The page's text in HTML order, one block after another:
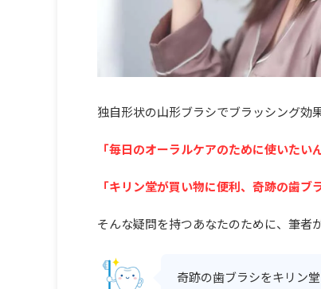
独自形状の山形ブラシでブラッシング効
「毎日のオーラルケアのために使いたい
「キリン堂が買い物に便利、奇跡の歯ブ
そんな疑問を持つあなたのために、筆者
奇跡の歯ブラシをキリン